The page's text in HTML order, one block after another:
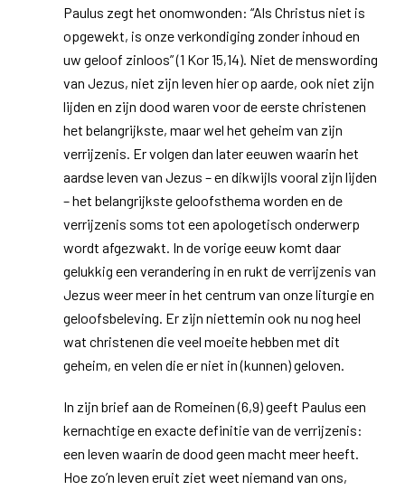
Paulus zegt het onomwonden: “Als Christus niet is
opgewekt, is onze verkondiging zonder inhoud en
uw geloof zinloos” (1 Kor 15,14). Niet de menswording
van Jezus, niet zijn leven hier op aarde, ook niet zijn
lijden en zijn dood waren voor de eerste christenen
het belangrijkste, maar wel het geheim van zijn
verrijzenis. Er volgen dan later eeuwen waarin het
aardse leven van Jezus – en dikwijls vooral zijn lijden
– het belangrijkste geloofsthema worden en de
verrijzenis soms tot een apologetisch onderwerp
wordt afgezwakt. In de vorige eeuw komt daar
gelukkig een verandering in en rukt de verrijzenis van
Jezus weer meer in het centrum van onze liturgie en
geloofsbeleving. Er zijn niettemin ook nu nog heel
wat christenen die veel moeite hebben met dit
geheim, en velen die er niet in (kunnen) geloven.
In zijn brief aan de Romeinen (6,9) geeft Paulus een
kernachtige en exacte definitie van de verrijzenis:
een leven waarin de dood geen macht meer heeft.
Hoe zo’n leven eruit ziet weet niemand van ons,